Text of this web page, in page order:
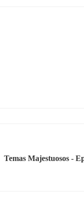
Temas Majestuosos -